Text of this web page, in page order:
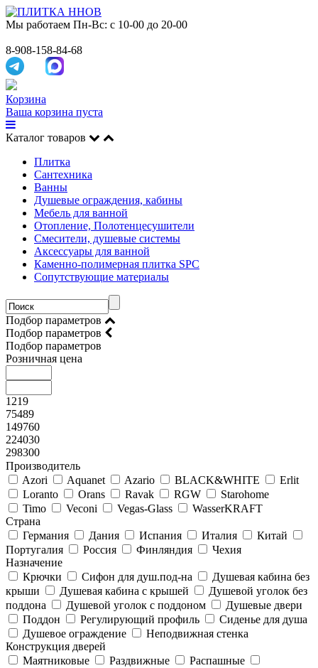
Мы работаем Пн-Вс: с 10-00 до 20-00
8-908-158-84-68
Корзина
Ваша корзина пуста
Каталог товаров
Плитка
Сантехника
Ванны
Душевые ограждения, кабины
Мебель для ванной
Отопление, Полотенцесушители
Смесители, душевые системы
Аксессуары для ванной
Каменно-полимерная плитка SPC
Сопутствующие материалы
Подбор параметров
Подбор параметров
Подбор параметров
Розничная цена
1219
75489
149760
224030
298300
Производитель
Azori
Aquanet Azario BLACK&WHITE
Erlit
Loranto
Orans Ravak RGW
Starohome
Timo
Veconi Vegas-Glass
WasserKRAFT
Страна
Германия
Дания Испания Италия
Китай
Португалия
Россия Финляндия
Чехия
Назначение
Крючки
Сифон для душ.под-на
Душевая кабина без
крыши
Душевая кабина с крышей
Душевой уголок без
поддона
Душевой уголок с поддоном
Душевые двери
Поддон
Регулирующий профиль
Сиденье для душа
Душевое ограждение
Неподвижная стенка
Конструкция дверей
Маятниковые
Раздвижные
Распашные